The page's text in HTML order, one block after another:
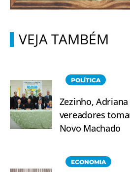
VEJA TAMBÉM
POLÍTICA
Zezinho,
vereadores
Novo Machado
ECONOMIA